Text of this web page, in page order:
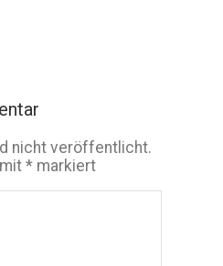
nicht veröffentlicht.
* markiert